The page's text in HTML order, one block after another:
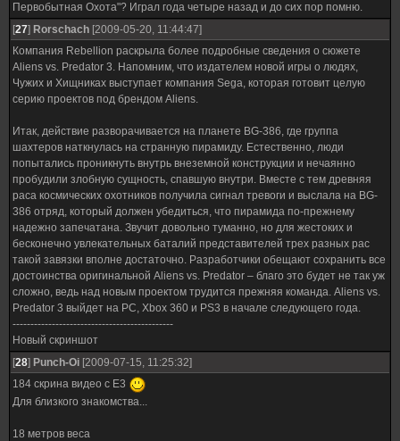
Первобытная Охота"? Играл года четыре назад и до сих пор помню.
[27] Rorschach [2009-05-20, 11:44:47]
Компания Rebellion раскрыла более подробные сведения о сюжете
Aliens vs. Predator 3. Напомним, что издателем новой игры о людях,
Чужих и Хищниках выступает компания Sega, которая готовит целую
серию проектов под брендом Aliens.
Итак, действие разворачивается на планете BG-386, где группа
шахтеров наткнулась на странную пирамиду. Естественно, люди
попытались проникнуть внутрь внеземной конструкции и нечаянно
пробудили злобную сущность, спавшую внутри. Вместе с тем древняя
раса космических охотников получила сигнал тревоги и выслала на BG-
386 отряд, который должен убедиться, что пирамида по-прежнему
надежно запечатана. Звучит довольно туманно, но для жестоких и
бесконечно увлекательных баталий представителей трех разных рас
такой завязки вполне достаточно. Разработчики обещают сохранить все
достоинства оригинальной Aliens vs. Predator – благо это будет не так уж
сложно, ведь над новым проектом трудится прежняя команда. Aliens vs.
Predator 3 выйдет на PC, Xbox 360 и PS3 в начале следующего года.
---------------------------------------------
Новый скриншот
[28] Punch-Oi [2009-07-15, 11:25:32]
184 скрина видео с Е3
Для близкого знакомства...
18 метров веса